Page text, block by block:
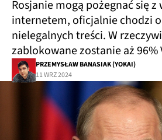
Rosjanie mogą pożegnać się z
internetem, oficjalnie chodzi
nielegalnych treści. W
zablokowane zostanie aż 96%
PRZEMYSŁAW BANASIAK (YOKAI)
11 WRZ 2024